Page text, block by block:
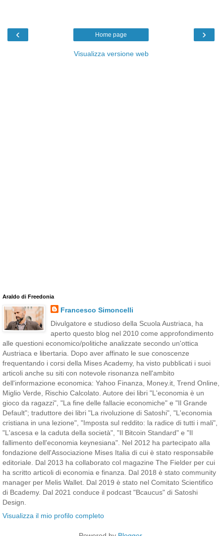
‹ ›
Home page
Visualizza versione web
Araldo di Freedonia
Francesco Simoncelli
Divulgatore e studioso della Scuola Austriaca, ha
aperto questo blog nel 2010 come approfondimento
alle questioni economico/politiche analizzate secondo un'ottica
Austriaca e libertaria. Dopo aver affinato le sue conoscenze
frequentando i corsi della Mises Academy, ha visto pubblicati i suoi
articoli anche su siti con notevole risonanza nell'ambito
dell'informazione economica: Yahoo Finanza, Money.it, Trend Online,
Miglio Verde, Rischio Calcolato. Autore dei libri "L'economia è un
gioco da ragazzi", "La fine delle fallacie economiche" e "Il Grande
Default"; traduttore dei libri "La rivoluzione di Satoshi", "L'economia
cristiana in una lezione", "Imposta sul reddito: la radice di tutti i mali",
"L'ascesa e la caduta della società", "Il Bitcoin Standard" e "Il
fallimento dell'economia keynesiana". Nel 2012 ha partecipato alla
fondazione dell'Associazione Mises Italia di cui è stato responsabile
editoriale. Dal 2013 ha collaborato col magazine The Fielder per cui
ha scritto articoli di economia e finanza. Dal 2018 è stato community
manager per Melis Wallet. Dal 2019 è stato nel Comitato Scientifico
di Bcademy. Dal 2021 conduce il podcast "Bcaucus" di Satoshi
Design.
Visualizza il mio profilo completo